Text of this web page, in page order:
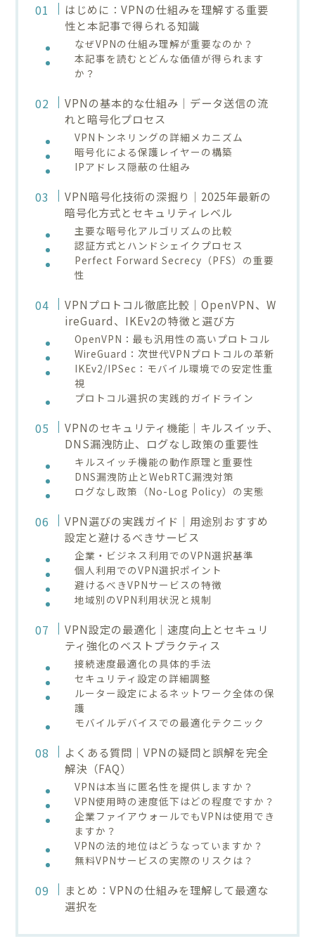
はじめに：VPNの仕組みを理解する重要
性と本記事で得られる知識
なぜVPNの仕組み理解が重要なのか？
本記事を読むとどんな価値が得られます
か？
VPNの基本的な仕組み｜データ送信の流
れと暗号化プロセス
VPNトンネリングの詳細メカニズム
暗号化による保護レイヤーの構築
IPアドレス隠蔽の仕組み
VPN暗号化技術の深掘り｜2025年最新の
暗号化方式とセキュリティレベル
主要な暗号化アルゴリズムの比較
認証方式とハンドシェイクプロセス
Perfect Forward Secrecy（PFS）の重要
性
VPNプロトコル徹底比較｜OpenVPN、W
ireGuard、IKEv2の特徴と選び方
OpenVPN：最も汎用性の高いプロトコル
WireGuard：次世代VPNプロトコルの革新
IKEv2/IPSec：モバイル環境での安定性重
視
プロトコル選択の実践的ガイドライン
VPNのセキュリティ機能｜キルスイッチ、
DNS漏洩防止、ログなし政策の重要性
キルスイッチ機能の動作原理と重要性
DNS漏洩防止とWebRTC漏洩対策
ログなし政策（No-Log Policy）の実態
VPN選びの実践ガイド｜用途別おすすめ
設定と避けるべきサービス
企業・ビジネス利用でのVPN選択基準
個人利用でのVPN選択ポイント
避けるべきVPNサービスの特徴
地域別のVPN利用状況と規制
VPN設定の最適化｜速度向上とセキュリ
ティ強化のベストプラクティス
接続速度最適化の具体的手法
セキュリティ設定の詳細調整
ルーター設定によるネットワーク全体の保
護
モバイルデバイスでの最適化テクニック
よくある質問｜VPNの疑問と誤解を完全
解決（FAQ）
VPNは本当に匿名性を提供しますか？
VPN使用時の速度低下はどの程度ですか？
企業ファイアウォールでもVPNは使用でき
ますか？
VPNの法的地位はどうなっていますか？
無料VPNサービスの実際のリスクは？
まとめ：VPNの仕組みを理解して最適な
選択を